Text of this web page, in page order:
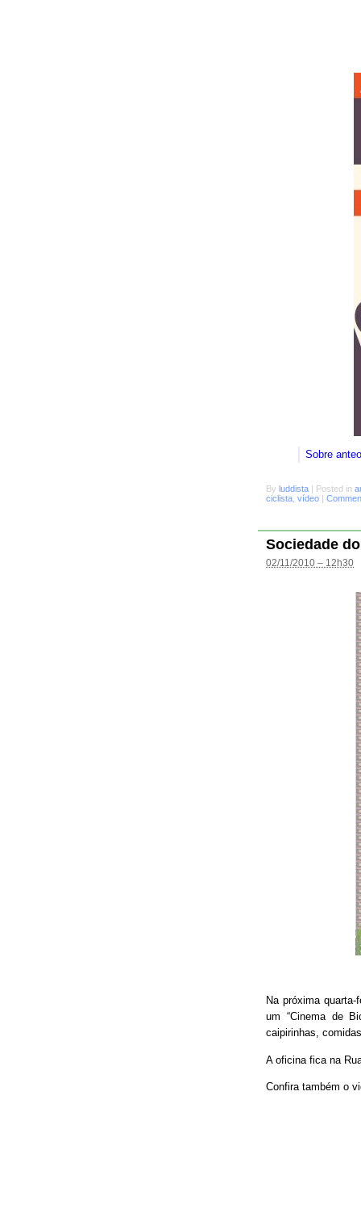
Sobre
By luddista Posted in
ciclista vídeo
Sociedade
02/11/2010 – 12h30
Na próxima
um “Cinema de
caipirinhas,
A oficina fica na
Confira também o